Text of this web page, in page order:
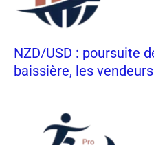
NZD/USD : poursuite
baissière, les